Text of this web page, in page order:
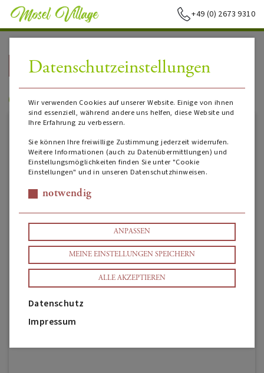
+49 (0) 2673 9310
ZURÜCK ZUR STARTSEITE
Chardonnay
Datenschutzeinstellungen
Wir verwenden Cookies auf unserer Website. Einige von ihnen
sind essenziell, während andere uns helfen, diese Website und
Ihre Erfahrung zu verbessern.
Sie können Ihre freiwillige Zustimmung jederzeit widerrufen.
Weitere Informationen (auch zu Datenübermittlungen) und
Einstellungsmöglichkeiten finden Sie unter "Cookie
Einstellungen" und in unseren Datenschutzhinweisen.
notwendig
ANPASSEN
MEINE EINSTELLUNGEN SPEICHERN
ALLE AKZEPTIEREN
Datenschutz
Impressum